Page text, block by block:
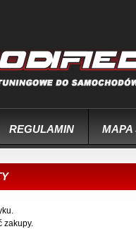
REGULAMIN MAPA
zakupy.